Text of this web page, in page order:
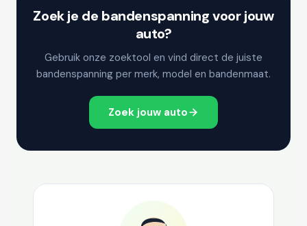
Zoek je de bandenspanning voor jouw
auto?
Gebruik onze zoektool en vind direct de juiste
bandenspanning per merk, model en bandenmaat.
Zoek jouw auto